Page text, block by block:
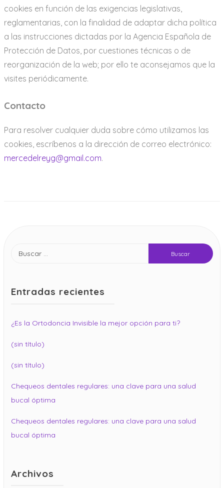
cookies en función de las exigencias legislativas,
reglamentarias, con la finalidad de adaptar dicha política
a las instrucciones dictadas por la Agencia Española de
Protección de Datos, por cuestiones técnicas o de
reorganización de la web; por ello te aconsejamos que la
visites periódicamente.
Contacto
Para resolver cualquier duda sobre cómo utilizamos las
cookies, escríbenos a la dirección de correo electrónico:
mercedelreyg@gmail.com.
Entradas recientes
¿Es la Ortodoncia Invisible la mejor opción para ti?
(sin título)
(sin título)
Chequeos dentales regulares: una clave para una salud
bucal óptima
Chequeos dentales regulares: una clave para una salud
bucal óptima
Archivos